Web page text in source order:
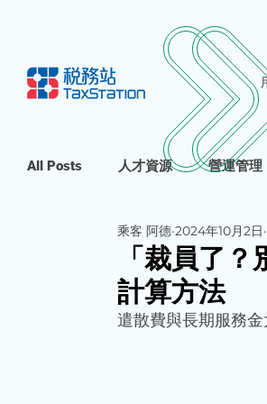
All Posts 人才資源 營運管理
「裁員了
計算方法
乘客 阿德 2024年10月2日
遣散費與長期服務